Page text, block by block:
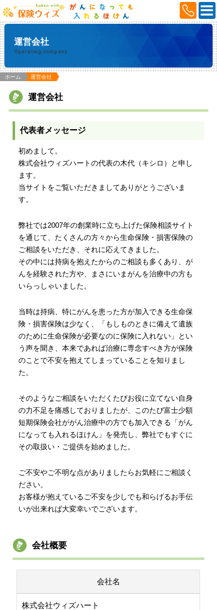
運営会社
Operating company
ホーム 運営会社
運営会社
代表者メッセージ
初めまして。
株式会社ウィズハートの代表の木代（キシロ）と申し
ます。
当サイトをご覧いただきましてありがとうございま
す。
弊社では2007年の創業時に立ち上げた保険相談サイト
を通じて、たくさんの方々から生命保険・損害保険の
ご相談をいただき、それに応えてきました。
その中には持病を抱えたからのご相談も多くあり、が
んを経験された方や、まさにいまがんを治療中の方も
いらっしゃいました。
当時は持病、特にがんを患った方が加入できる生命保
険・損害保険は少なく、「もしものときに備えて遺族
のために生命保険が必要なのに保険に入れない」とい
う声を聞き、本来であれば治療に専念すべき方が保険
のことで不安を抱えてしまっていることを知りまし
た。
そのようなご相談をいただくたびお役に立てない自身
の力不足を痛感しておりましたが、このたび富士少額
短期保険会社ががん治療中の方でも加入できる「がん
になっても入れるほけん」を発売し、弊社でもすぐに
その取扱い・ご提供を始めました。
ご不安やご不明な点がありましたらお気軽にご相談く
ださい。
お客様が抱えているご不安を少しでも和らげるお手伝
いが出来れば大変幸いでございます。
会社概要
会社名
株式会社ウィズハート